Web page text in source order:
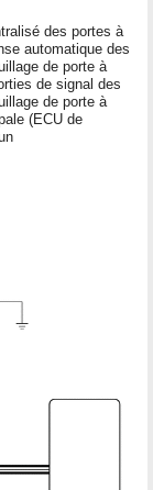
des portes à
automatique des
de porte à
de signal des
de porte à
(ECU de